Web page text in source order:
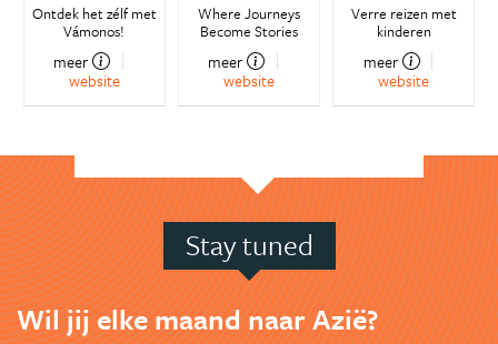
Ontdek het zélf met
Vámonos!
meer
website
Where Journeys
Become Stories
meer
website
Verre reizen met
kinderen
meer
website
Stay tuned
Wil jij elke maand naar Azië?